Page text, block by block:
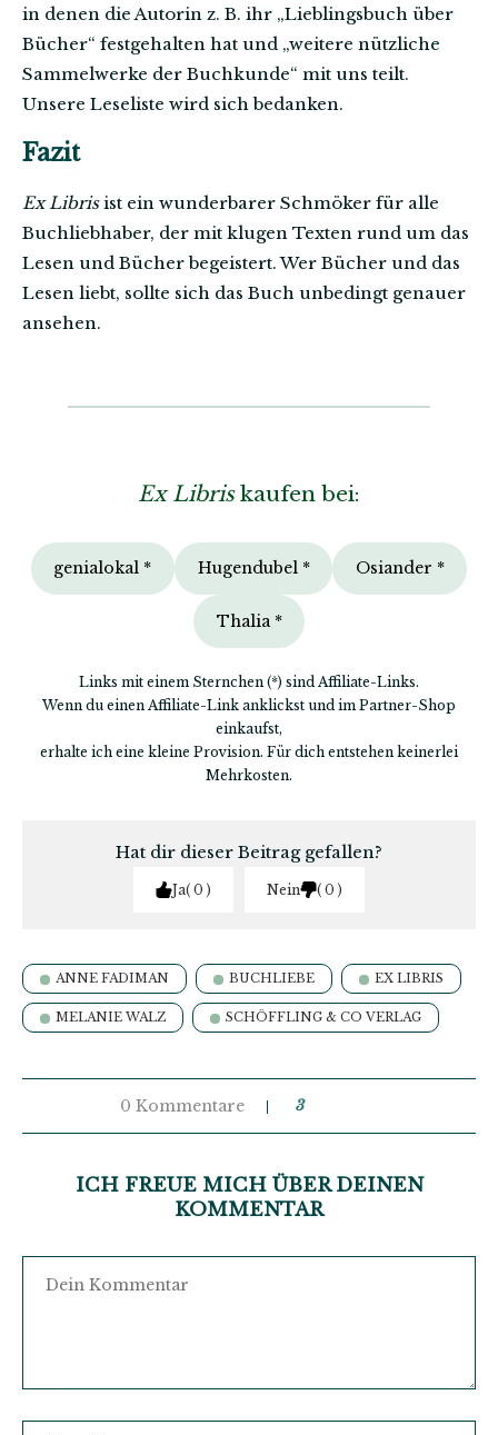
in denen die Autorin z. B. ihr „Lieblingsbuch über
Bücher“ festgehalten hat und „weitere nützliche
Sammelwerke der Buchkunde“ mit uns teilt.
Unsere Leseliste wird sich bedanken.
Fazit
Ex Librisist ein wunderbarer Schmöker für alle
Buchliebhaber, der mit klugen Texten rund um das
Lesen und Bücher begeistert. Wer Bücher und das
Lesen liebt, sollte sich das Buch unbedingt genauer
ansehen.
Ex Libriskaufen bei:
genialokal * Hugendubel * Osiander *
Thalia *
Links mit einem Sternchen (*) sind Affiliate-Links.
Wenn du einen Affiliate-Link anklickst und im Partner-Shop
einkaufst,
erhalte ich eine kleine Provision. Für dich entstehen keinerlei
Mehrkosten.
Hat dir dieser Beitrag gefallen?
Ja 0 Nein 0
ANNE FADIMAN BUCHLIEBE EX LIBRIS
MELANIE WALZ SCHÖFFLING & CO VERLAG
0 Kommentare 3
ICH FREUE MICH ÜBER DEINEN
KOMMENTAR